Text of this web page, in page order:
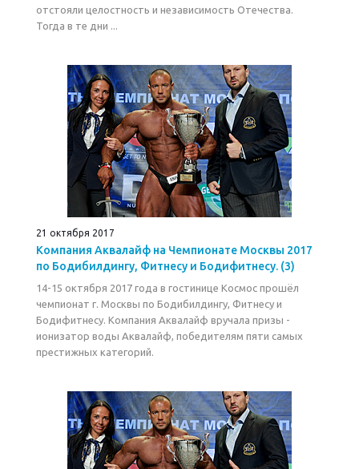
отстояли целостность и независимость Отечества.
Тогда в те дни ...
21 октября 2017
Компания Аквалайф на Чемпионате Москвы 2017
по Бодибилдингу, Фитнесу и Бодифитнесу. (3)
14-15 октября 2017 года в гостинице Космос прошёл
чемпионат г. Москвы по Бодибилдингу, Фитнесу и
Бодифитнесу. Компания Аквалайф вручала призы -
ионизатор воды Аквалайф, победителям пяти самых
престижных категорий.